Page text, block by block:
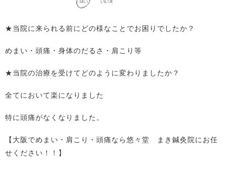
★当院に来られる前にどの様なことでお困りでしたか？
めまい・頭痛・身体のだるさ・肩こり等
★当院の治療を受けてどのように変わりましたか？
全てにおいて楽になりました
特に頭痛がなくなりました。
【大阪でめまい・肩こり・頭痛なら悠々堂 まき鍼灸院にお任
せください！！】